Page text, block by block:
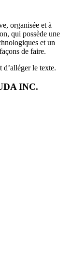
organisée et à
qui possède une
et un
de faire.
le texte.
INC.